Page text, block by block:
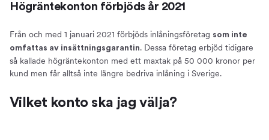
Högräntekonton förbjöds år 2021
Från och med 1 januari 2021 förbjöds inlåningsföretag som inte
omfattas av insättningsgarantin. Dessa företag erbjöd tidigare
så kallade högräntekonton med ett maxtak på 50 000 kronor per
kund men får alltså inte längre bedriva inlåning i Sverige.
Vilket konto ska jag välja?